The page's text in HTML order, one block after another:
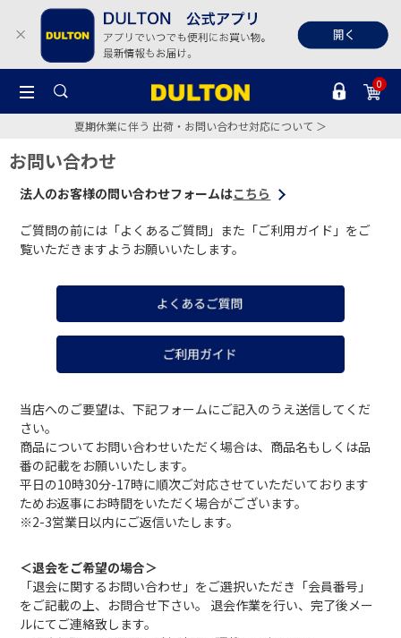
0
夏期休業に伴う 出荷・お問い合わせ対応について ＞
お問い合わせ
法人のお客様の問い合わせフォームはこちら
ご質問の前には「よくあるご質問」また「ご利用ガイド」をご
覧いただきますようお願いいたします。
当店へのご要望は、下記フォームにご記入のうえ送信してくだ
さい。
商品についてお問い合わせいただく場合は、商品名もしくは品
番の記載をお願いいたします。
平日の10時30分-17時に順次ご対応させていただいております
ためお返事にお時間をいただく場合がございます。
※2-3営業日以内にご返信いたします。
＜退会をご希望の場合＞
「退会に関するお問い合わせ」をご選択いただき「会員番号」
をご記載の上、お問合せ下さい。 退会作業を行い、完了後メー
ルにてご連絡致します。